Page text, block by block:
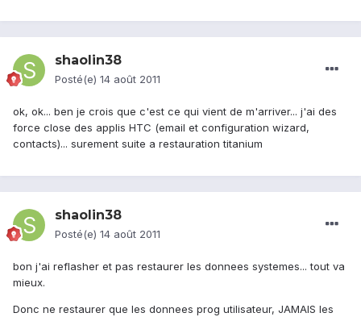
shaolin38
Posté(e) 14 août 2011
ok, ok... ben je crois que c'est ce qui vient de m'arriver... j'ai des
force close des applis HTC (email et configuration wizard,
contacts)... surement suite a restauration titanium
shaolin38
Posté(e) 14 août 2011
bon j'ai reflasher et pas restaurer les donnees systemes... tout va
mieux.
Donc ne restaurer que les donnees prog utilisateur, JAMAIS les